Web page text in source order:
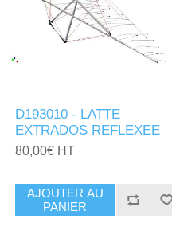
D193010 - LATTE
EXTRADOS REFLEXEE
80,00€ HT
AJOUTER AU
PANIER